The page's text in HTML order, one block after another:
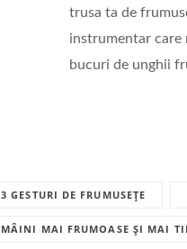
trusa ta de
instrumentar care
bucuri de unghii
3 GESTURI DE FRUMUSEȚE
MÂINI MAI FRUMOASE ȘI MAI